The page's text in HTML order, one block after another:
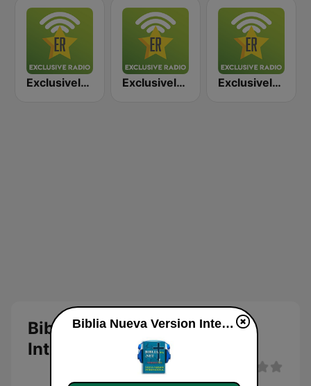
Exclusively ABBA Exclusively Eminem Exclusively Phil Collins
Biblia Nueva Version
Internacional en vivo
Biblia Nueva Version Internacional en vivo